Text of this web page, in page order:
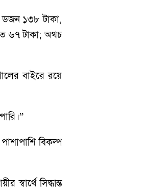
ডজন ১৩৮ টাকা,
৬৭ টাকা; অথচ
বাইরে রয়ে
বিকল্প
সিদ্ধান্ত